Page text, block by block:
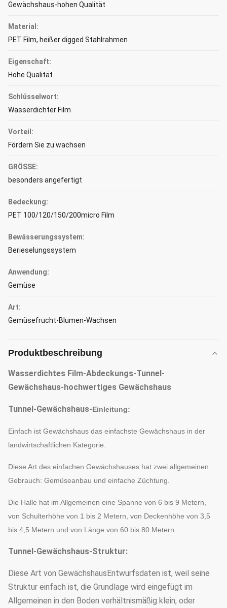
Gewächshaus-hohen Qualität
Material:
PET Film, heißer digged Stahlrahmen
Eigenschaft:
Hohe Qualität
Schlüsselwort:
Wasserdichter Film
Vorteil:
Fördern Sie zu wachsen
GRÖSSE:
besonders angefertigt
Bedeckung:
PET 100/120/150/200micro Film
Bewässerungssystem:
Berieselungssystem
Anwendung:
Gemüse
Art:
Gemüsefrucht-Blumen-Wachsen
Produktbeschreibung
Wasserdichtes Film-Abdeckungs-Tunnel-
Gewächshaus-hochwertiges Gewächshaus
Tunnel-Gewächshaus-Einleitung:
Einfach ist Gewächshaus das einfachste Gewächshaus in der
landwirtschaftlichen Kategorie.
Diese Art des einfachen Gewächshauses hat zwei allgemeinen
Gebrauch: Gemüseanbau und einfache Züchtung.
Die Halle hat im Allgemeinen eine Spanne von 6 bis 9 Metern,
von Schulterhöhe von 1 bis 2 Metern, von Deckenhöhe von 3,5
bis 4,5 Metern und von Länge von 60 bis 80 Metern.
Tunnel-Gewächshaus-Struktur:
Diese Art von GewächshausEntwurfsdaten ist, weil seine
Struktur einfach ist, die Grundlage wird eingefügt im
Allgemeinen in den Boden verhältnismäßig klein, oder